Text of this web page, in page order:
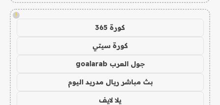
!
كورة 365
كورة سيتي
جول العرب goalarab
بث مباشر ريال مدريد اليوم
يلا لايف